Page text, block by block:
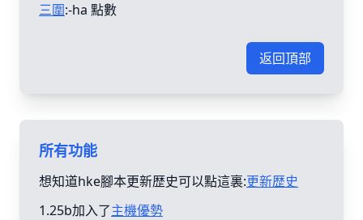
三圍:-ha 點數
返回頂部
所有功能
想知道hke腳本更新歴史可以點這裏:更新歴史
1.25b加入了主機優勢